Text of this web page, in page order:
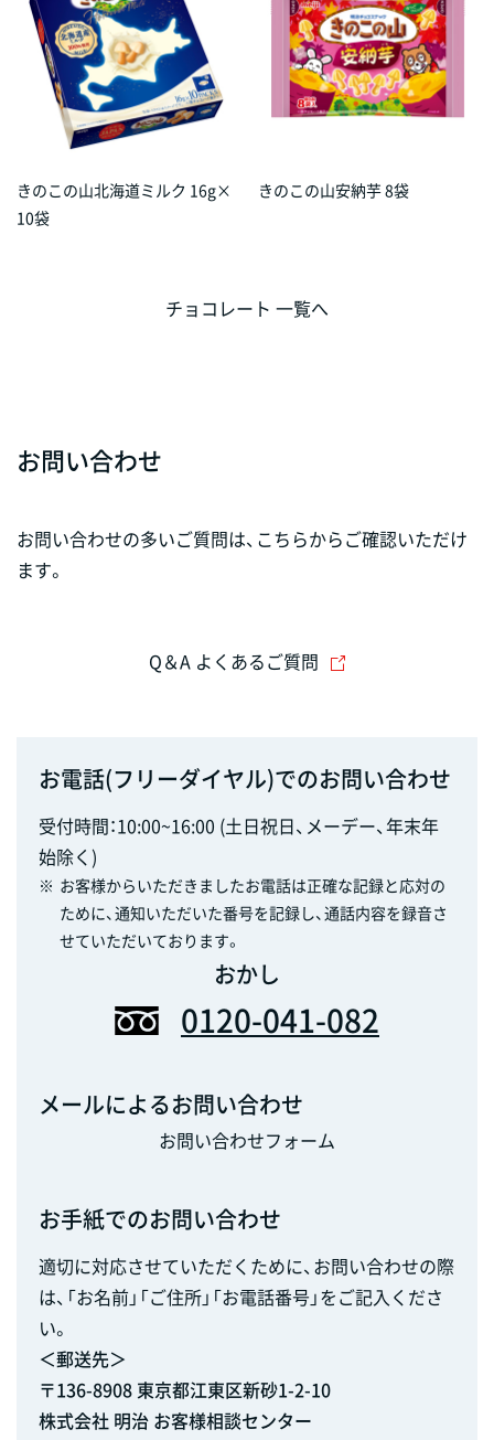
きのこの山北海道ミルク 16g×
10袋
きのこの山安納芋 8袋
チョコレート 一覧へ
お問い合わせ
お問い合わせの多いご質問は、こちらからご確認いただけ
ます。
Q＆A よくあるご質問
お電話(フリーダイヤル)でのお問い合わせ
受付時間：10:00~16:00 (土日祝日、メーデー、年末年
始除く)
※ お客様からいただきましたお電話は正確な記録と応対の
ために、通知いただいた番号を記録し、通話内容を録音さ
せていただいております。
おかし
0120-041-082
メールによるお問い合わせ
お問い合わせフォーム
お手紙でのお問い合わせ
適切に対応させていただくために、お問い合わせの際
は、「お名前」「ご住所」「お電話番号」をご記入くださ
い。
＜郵送先＞
〒136-8908 東京都江東区新砂1-2-10
株式会社 明治 お客様相談センター